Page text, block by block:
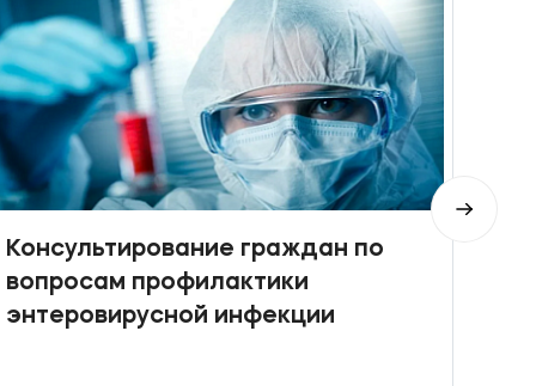
Консультирование граждан по
вопросам профилактики
энтеровирусной инфекции